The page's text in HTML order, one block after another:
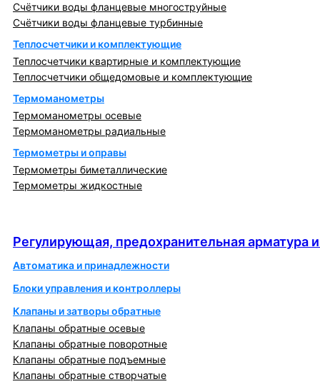
Счётчики воды фланцевые многоструйные
Счётчики воды фланцевые турбинные
Теплосчетчики и комплектующие
Теплосчетчики квартирные и комплектующие
Теплосчетчики общедомовые и комплектующие
Термоманометры
Термоманометры осевые
Термоманометры радиальные
Термометры и оправы
Термометры биметаллические
Термометры жидкостные
Регулирующая, предохранительная арматура
Автоматика и принадлежности
Блоки управления и контроллеры
Клапаны и затворы обратные
Клапаны обратные осевые
Клапаны обратные поворотные
Клапаны обратные подъемные
Клапаны обратные створчатые